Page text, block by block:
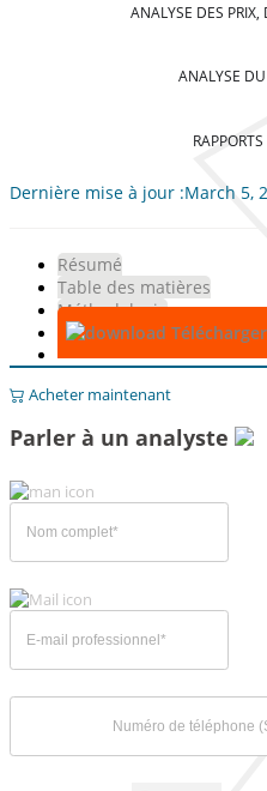
ANALYSE DES
ANALYSE
Dernière mise à jour :March 5,
Résumé
Table des matières
Méthodologie
Acheter maintenant
Parler à un analyste